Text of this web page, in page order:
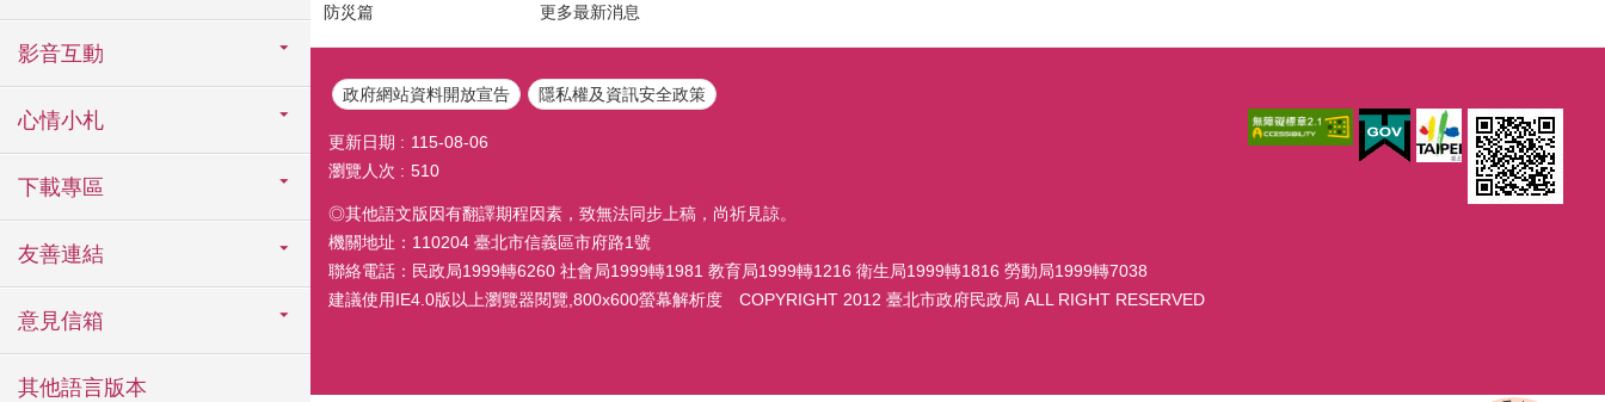
影音互動
心情小札
下載專區
友善連結
意見信箱
其他語言版本
防災篇 更多最新消息
政府網站資料開放宣告 隱私權及資訊安全政策
更新日期
115-08-06
瀏覽人次
510
◎其他語文版因有翻譯期程因素，致無法同步上稿，尚祈見諒。
機關地址：110204 臺北市信義區市府路1號
聯絡電話：民政局1999轉6260 社會局1999轉1981 教育局1999轉1216 衛生局1999轉1816 勞動局1999轉7038
建議使用IE4.0版以上瀏覽器閱覽,800x600螢幕解析度 COPYRIGHT 2012 臺北市政府民政局 ALL RIGHT RESERVED